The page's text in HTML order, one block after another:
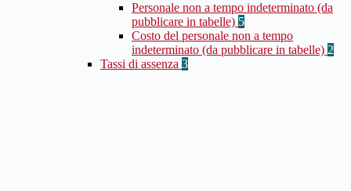
Personale non a tempo indeterminato (da
pubblicare in tabelle) 5
Costo del personale non a tempo
indeterminato (da pubblicare in tabelle) 2
Tassi di assenza 3